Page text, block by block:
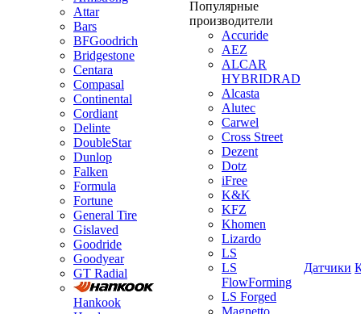
Attar
Bars
BFGoodrich
Bridgestone
Centara
Compasal
Continental
Cordiant
Delinte
DoubleStar
Dunlop
Falken
Formula
Fortune
General Tire
Gislaved
Goodride
Goodyear
GT Radial
Hankook
Популярные
производители
Accuride
AEZ
ALCAR
HYBRIDRAD
Alcasta
Alutec
Carwel
Cross Street
Dezent
Dotz
iFree
K&K
KFZ
Khomen
Lizardo
LS
LS
FlowForming
LS Forged
Magnetto
Датчики